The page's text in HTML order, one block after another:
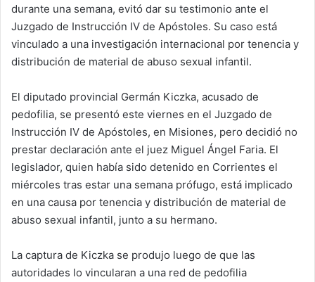
durante una semana, evitó dar su testimonio ante el
Juzgado de Instrucción IV de Apóstoles. Su caso está
vinculado a una investigación internacional por tenencia y
distribución de material de abuso sexual infantil.
El diputado provincial Germán Kiczka, acusado de
pedofilia, se presentó este viernes en el Juzgado de
Instrucción IV de Apóstoles, en Misiones, pero decidió no
prestar declaración ante el juez Miguel Ángel Faria. El
legislador, quien había sido detenido en Corrientes el
miércoles tras estar una semana prófugo, está implicado
en una causa por tenencia y distribución de material de
abuso sexual infantil, junto a su hermano.
La captura de Kiczka se produjo luego de que las
autoridades lo vincularan a una red de pedofilia